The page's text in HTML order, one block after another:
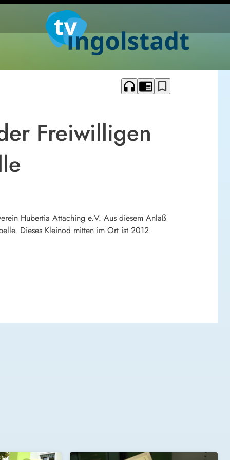
headphones chrome_reader_mode bookmark_border
Freiwilligen
Hubertia Attaching e.V. Aus diesem Anlaß
Dieses Kleinod mitten im Ort ist 2012